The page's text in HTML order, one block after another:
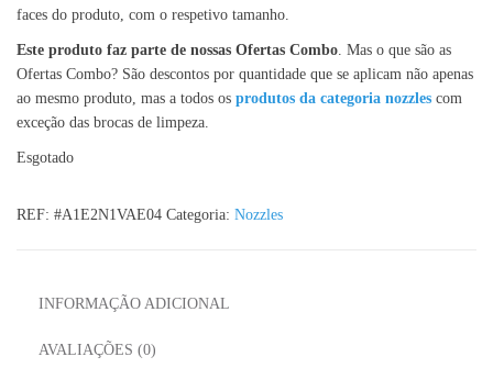
faces do produto, com o respetivo tamanho.
Este produto faz parte de nossas Ofertas Combo . Mas o que são as
Ofertas Combo? São descontos por quantidade que se aplicam não apenas
ao mesmo produto, mas a todos os produtos da categoria nozzles com
exceção das brocas de limpeza.
Esgotado
REF: #A1E2N1VAE04 Categoria: Nozzles
INFORMAÇÃO ADICIONAL
AVALIAÇÕES (0)